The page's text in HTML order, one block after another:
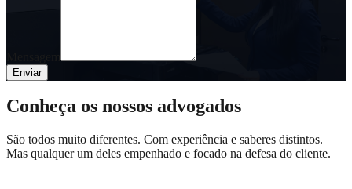
Enviar
Conheça os nossos advogados
São todos muito diferentes. Com experiência e saberes distintos.
Mas qualquer um deles empenhado e focado na defesa do cliente.